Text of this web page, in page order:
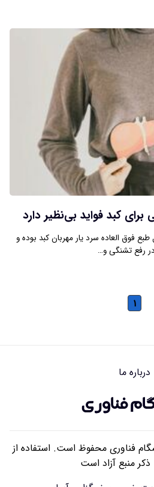
کبد فواید بی‌نظیر دارد
فوق العاده سرد یار مهربان کبد بوده و
رفع تشنگی و…
۱
درباره ما
فناوری محفوظ است. استفاده از
منبع آزاد است